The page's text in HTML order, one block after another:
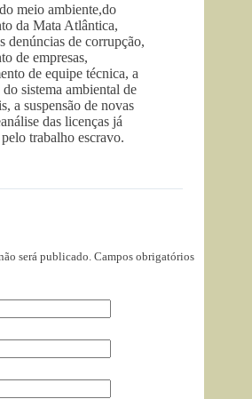
meio ambiente,do
da Mata Atlântica,
denúncias de corrupção,
de empresas,
de equipe técnica, a
do sistema ambiental de
a suspensão de novas
das licenças já
trabalho escravo.
será publicado. Campos obrigatórios